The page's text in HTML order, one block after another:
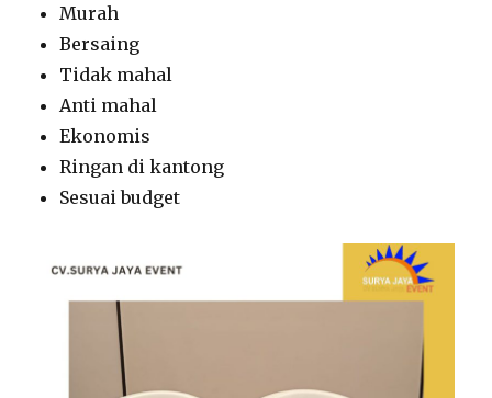
Murah
Bersaing
Tidak mahal
Anti mahal
Ekonomis
Ringan di kantong
Sesuai budget